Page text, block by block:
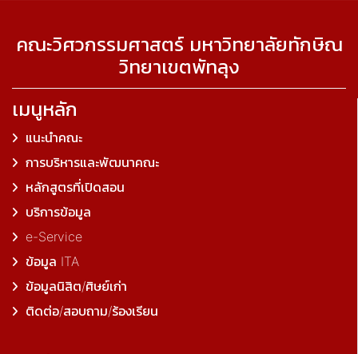
คณะวิศวกรรมศาสตร์ มหาวิทยาลัยทักษิณ
วิทยาเขตพัทลุง
เมนูหลัก
แนะนำคณะ
การบริหารและพัฒนาคณะ
หลักสูตรที่เปิดสอน
บริการข้อมูล
e-Service
ข้อมูล ITA
ข้อมูลนิสิต/ศิษย์เก่า
ติดต่อ/สอบถาม/ร้องเรียน